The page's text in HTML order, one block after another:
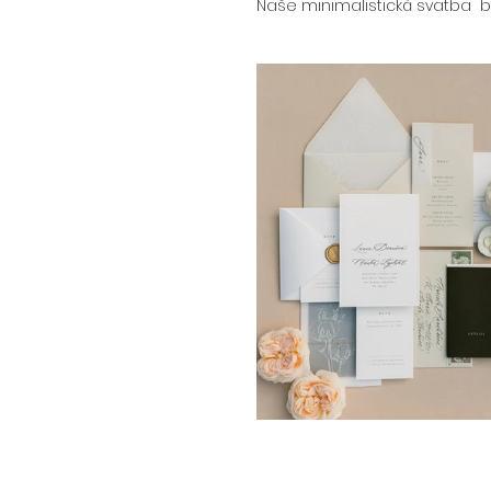
Naše minimalistická svatba